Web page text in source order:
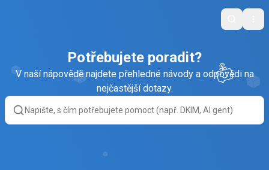
Search
Potřebujete poradit?
V naší nápovědě najdete přehledné návody a odpovědi na
nejčastější dotazy.